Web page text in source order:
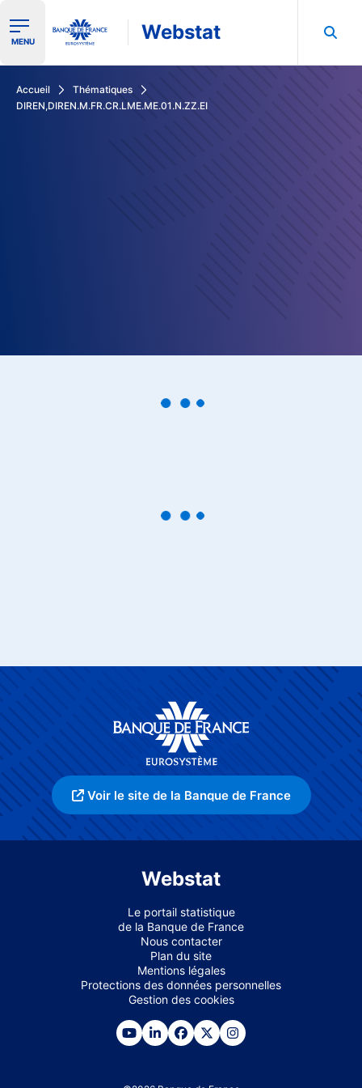
Ouvrir le menu de navigation
MENU Webstat
Accueil
Thématiques
DIREN,DIREN.M.FR.CR.LME.ME.01.N.ZZ.EI
Voir le site de la Banque de France
Webstat
Le portail statistique
de la Banque de France
Nous contacter
Plan du site
Mentions légales
Protections des données personnelles
Gestion des cookies